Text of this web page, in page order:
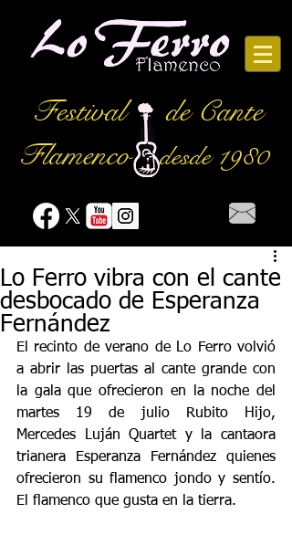
Festival
de Cante
Flamencodesde 1980
Lo Ferro vibra con el cante
desbocado de Esperanza
Fernández
El recinto de verano de Lo Ferro volvió
a abrir las puertas al cante grande con
la gala que ofrecieron en la noche del
martes 19 de julio Rubito Hijo,
Mercedes Luján Quartet y la cantaora
trianera Esperanza Fernández quienes
ofrecieron su flamenco jondo y sentío.
El flamenco que gusta en la tierra.